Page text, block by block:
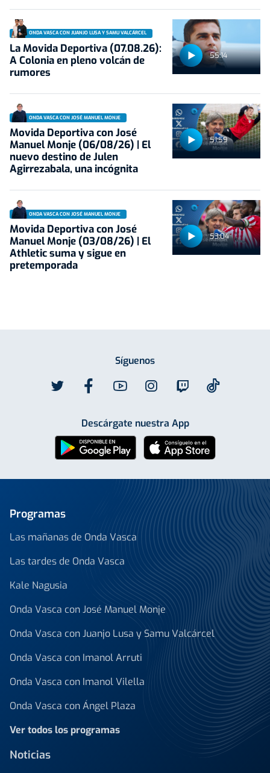
55:14
ONDA VASCA CON JUANJO LUSA Y SAMU VALCÁRCEL
La Movida Deportiva (07.08.26):
A Colonia en pleno volcán de
rumores
51:59
ONDA VASCA CON JOSÉ MANUEL MONJE
Movida Deportiva con José
Manuel Monje (06/08/26) | El
nuevo destino de Julen
Agirrezabala, una incógnita
53:04
ONDA VASCA CON JOSÉ MANUEL MONJE
Movida Deportiva con José
Manuel Monje (03/08/26) | El
Athletic suma y sigue en
pretemporada
Síguenos
Descárgate nuestra App
Programas
Las mañanas de Onda Vasca
Las tardes de Onda Vasca
Kale Nagusia
Onda Vasca con José Manuel Monje
Onda Vasca con Juanjo Lusa y Samu Valcárcel
Onda Vasca con Imanol Arruti
Onda Vasca con Imanol Vilella
Onda Vasca con Ángel Plaza
Ver todos los programas
Noticias